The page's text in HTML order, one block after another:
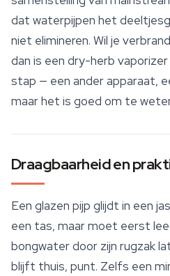
dat waterpijpen het
niet elimineren. Wil je
dan is een dry-herb
stap — een ander apparaat,
maar het is goed om te
Draagbaarheid en
Een glazen pijp glijdt in een
een tas, maar moet eerst
bongwater door zijn rugzak
blijft thuis, punt. Zelfs een